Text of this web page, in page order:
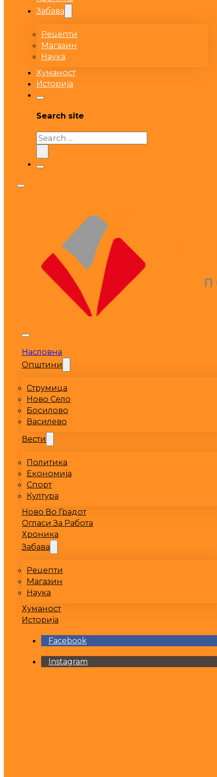
Забава
Рецепти
Магазин
Наука
Хуманост
Историја
Search site
Search
Насловна
Општини
Струмица
Ново Село
Босилово
Василево
Вести
Политика
Економија
Спорт
Култура
Ново Во Градот
Огласи За Работа
Хроника
Забава
Рецепти
Магазин
Наука
Хуманост
Историја
Facebook
Instagram